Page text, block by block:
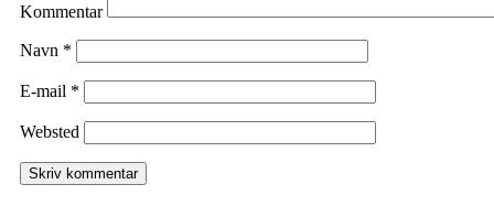
Kommentar
Navn *
E-mail *
Websted